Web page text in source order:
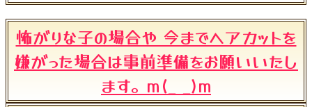
怖がりな子の場合や 今までヘアカットを
嫌がった場合は事前準備をお願いいたし
ます。m(_ _)m